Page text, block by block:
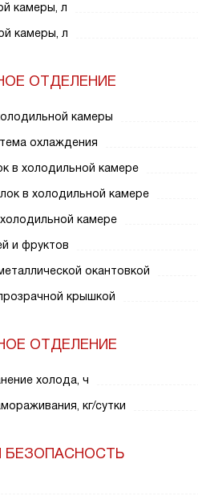
камеры, л
камеры, л
ОТДЕЛЕНИЕ
камеры
охлаждения
в холодильной камере
в холодильной камере
камере
и фруктов
окантовкой
крышкой
ОТДЕЛЕНИЕ
холода, ч
кг/сутки
БЕЗОПАСНОСТЬ